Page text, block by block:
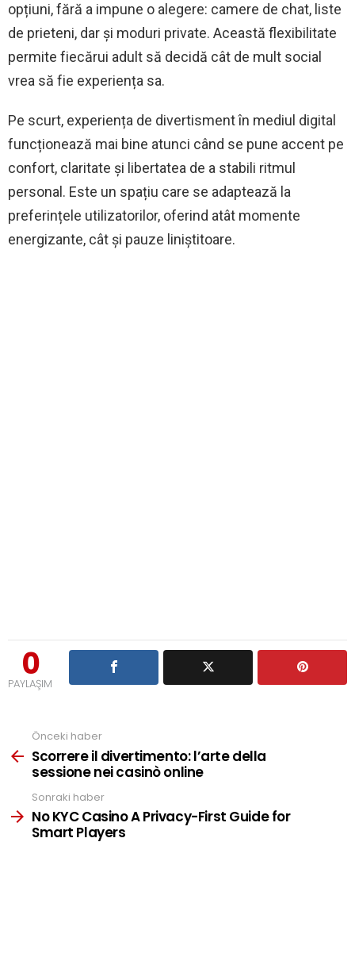
opțiuni, fără a impune o alegere: camere de chat, liste
de prieteni, dar și moduri private. Această flexibilitate
permite fiecărui adult să decidă cât de mult social
vrea să fie experiența sa.
Pe scurt, experiența de divertisment în mediul digital
funcționează mai bine atunci când se pune accent pe
confort, claritate și libertatea de a stabili ritmul
personal. Este un spațiu care se adaptează la
preferințele utilizatorilor, oferind atât momente
energizante, cât și pauze liniștitoare.
0
PAYLAŞIM
more
Önceki haber
Scorrere il divertimento: l’arte della
sessione nei casinò online
Sonraki haber
No KYC Casino A Privacy-First Guide for
Smart Players